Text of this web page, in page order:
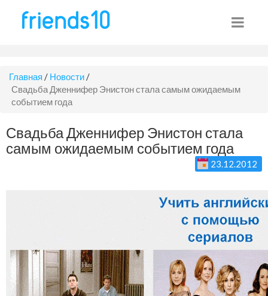
Главная / Новости /
Свадьба Дженнифер Энистон стала самым ожидаемым
событием года
Свадьба Дженнифер Энистон стала
самым ожидаемым событием года
23.12.2012